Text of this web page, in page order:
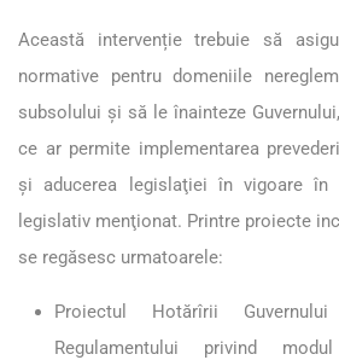
Această intervenție trebuie să
normative pentru domeniile
subsolului şi să le înainteze
ce ar permite implementarea
şi aducerea legislaţiei în vigoare în
legislativ menţionat. Printre proiecte
se regăsesc urmatoarele:
Proiectul Hotărîrii Guvernului
Regulamentului privind